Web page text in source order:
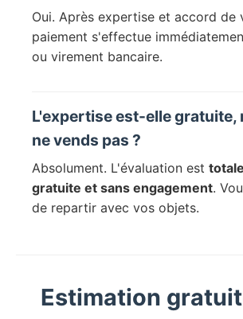
Oui. Après expertise et accord de
paiement s'effectue
ou virement bancaire.
L'expertise est-elle gratuite,
ne vends pas ?
Absolument. L'évaluation est
gratuite et sans engagement.
de repartir avec vos objets.
Estimation